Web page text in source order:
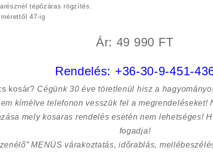
tépőzáras rögzítés.
47-ig
Ár: 49 990 FT
Rendelés: +36-30-9-451-
kosár? Cégünk 30 éve töretlenül hisz a
kímélvetelefonon vesszük fel a megrendeléseket!
mely kosaras rendelés esetén nem lehetséges!
fogadja!
MENÜS várakoztatás, időrablás,